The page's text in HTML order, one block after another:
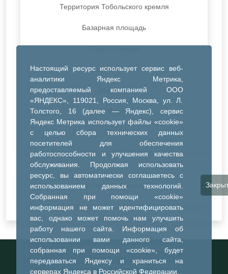
Настоящий ресурс использует сервис веб-
аналитики Яндекс Метрика,
предоставляемый компанией ООО
«ЯНДЕКС», 119021, Россия, Москва, ул. Л.
Толстого, 16 (далее — Яндекс), сервис
Яндекс Метрика использует файлы «cookie»
с целью сбора технических данных
посетителей для обеспечения
работоспособности и улучшения качества
обслуживания. Продолжая использовать
ресурс, вы автоматически соглашаетесь с
использованием данных технологий.
Собранная при помощи «cookie»
информация не может идентифицировать
вас, однако может помочь нам улучшить
работу нашего сайта. Информация об
использовании вами данного сайта,
собранная при помощи «cookie», будет
передаваться Яндексу и храниться на
серверах Яндекса в Российской Федерации.
Территория Тобольского кремля
Базарная площадь
ДК Синтез
ДК Речник
ДК Водник
Иное
Очистить все фильтры
Информационный портал города
Тобольска
При использовании материалов ссылка на
портал обязательна